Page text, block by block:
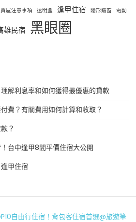
買屋注意事項 透明盒 逢甲住宿 隱形鐵窗 電動
雄民宿 黑眼圈
解利息率和如何獲得最優惠的貸款
費？有關費用如何計算和收取？
？
！台中逢甲8間平價住宿大公開
甲住宿
自由行住宿！背包客住宿首選@旅遊筆